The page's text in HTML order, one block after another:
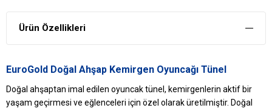
Ürün Özellikleri
EuroGold Doğal Ahşap Kemirgen Oyuncağı Tünel
Doğal ahşaptan imal edilen oyuncak tünel, kemirgenlerin aktif bir
yaşam geçirmesi ve eğlenceleri için özel olarak üretilmiştir. Doğal